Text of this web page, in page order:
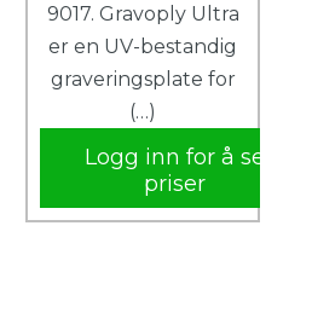
9017. Gravoply Ultra
er en UV-bestandig
graveringsplate for
(…)
Logg inn for å se
priser